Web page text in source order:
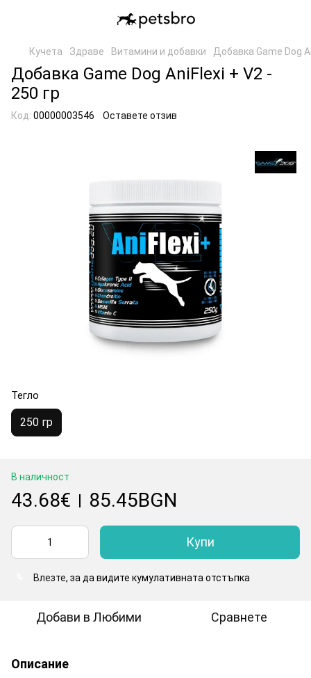
Кучета Здраве Витамини и добавки Добавка Game Dog
Добавка Game Dog AniFlexi + V2 -
250 гр
Код: 00000003546 Оставете отзив
Тегло
250 гр
В наличност
43.68€ | 85.45BGN
Купи
Влезте, за да видите кумулативната отстъпка
Добави в Любими Сравнете
Описание